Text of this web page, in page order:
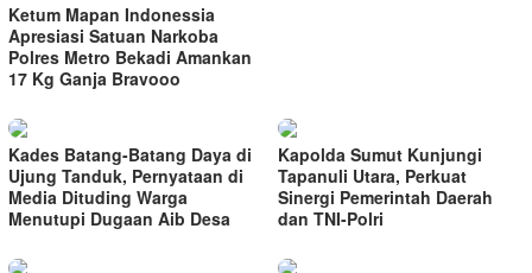
Ketum Mapan Indonessia
Apresiasi Satuan Narkoba
Polres Metro Bekadi Amankan
17 Kg Ganja Bravooo
Kades Batang-Batang Daya di
Ujung Tanduk, Pernyataan di
Media Dituding Warga
Menutupi Dugaan Aib Desa
Kapolda Sumut Kunjungi
Tapanuli Utara, Perkuat
Sinergi Pemerintah Daerah
dan TNI-Polri